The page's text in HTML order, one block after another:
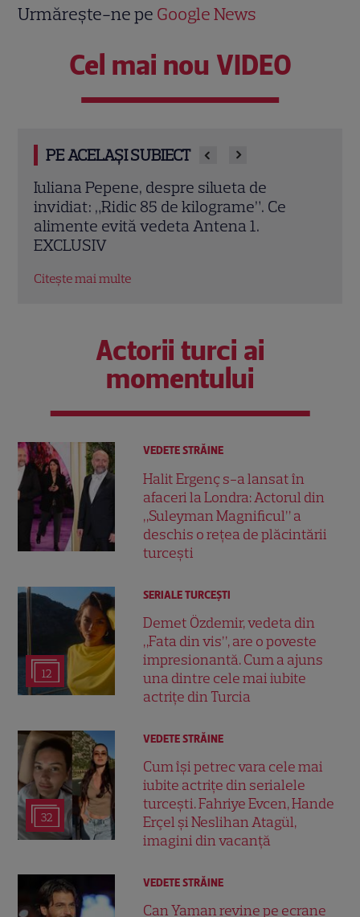
Urmărește-ne pe Google News
Cel mai nou VIDEO
PE ACELAȘI SUBIECT
Vedetele de la Hollywood care nu s-au
căsătorit niciodată. De ce Leonardo
DiCaprio și Charlize Theron au evitat
altarul
Citește mai multe
Actorii turci ai
momentului
VEDETE STRĂINE
Halit Ergenç s-a lansat în
afaceri la Londra: Actorul din
„Suleyman Magnificul” a
deschis o rețea de plăcintării
turcești
12
SERIALE TURCEŞTI
Demet Özdemir, vedeta din
„Fata din vis”, are o poveste
impresionantă. Cum a ajuns
una dintre cele mai iubite
actrițe din Turcia
32
VEDETE STRĂINE
Cum își petrec vara cele mai
iubite actrițe din serialele
turcești. Fahriye Evcen, Hande
Erçel și Neslihan Atagül,
imagini din vacanță
VEDETE STRĂINE
Can Yaman revine pe ecrane